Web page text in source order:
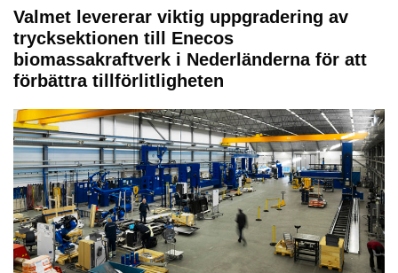
Valmet levererar viktig uppgradering av
trycksektionen till Enecos
biomassakraftverk i Nederländerna för att
förbättra tillförlitligheten